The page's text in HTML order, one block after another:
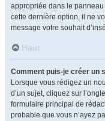
appropriée dans le
cette dernière option, il ne
message votre souhait
Haut
Comment puis-je créer un
Lorsque vous rédigez un
d’un sujet, cliquez sur
formulaire principal de
probable que vous n’ayez